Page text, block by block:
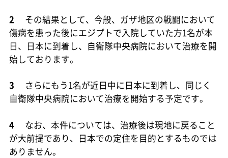
2
その結果として、今般、ガザ地区の戦闘において
傷病を患った後にエジプトで入院していた方1名が本
日、日本に到着し、自衛隊中央病院において治療を開
始しております。
3
さらにもう1名が近日中に日本に到着し、同じく
自衛隊中央病院において治療を開始する予定です。
4
なお、本件については、治療後は現地に戻ること
が大前提であり、日本での定住を目的とするものでは
ありません。